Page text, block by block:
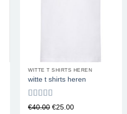
WITTE T SHIRTS HEREN
witte t shirts heren
Waardering
€40.00 €25.00